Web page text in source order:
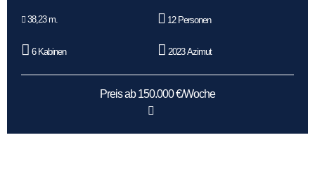
38,23 m. 12 Personen
6 Kabinen 2023 Azimut
Preis ab 150.000 €/Woche